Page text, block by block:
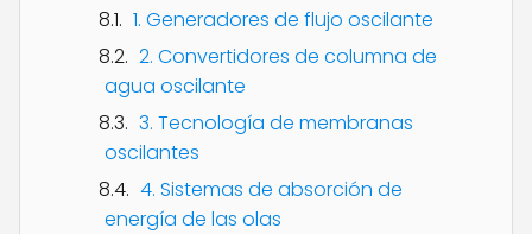
1. Generadores de flujo oscilante
2. Convertidores de columna de
agua oscilante
3. Tecnología de membranas
oscilantes
4. Sistemas de absorción de
energía de las olas